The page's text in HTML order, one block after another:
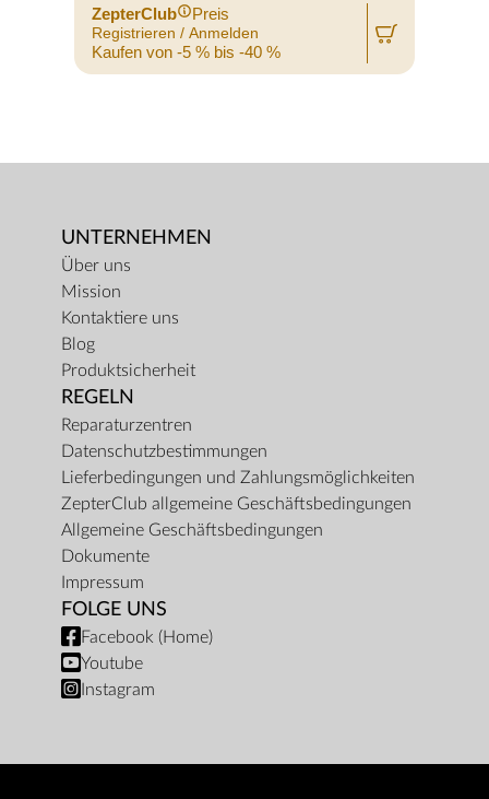
ZepterClub Preis
Registrieren / Anmelden
Kaufen von -5 % bis -40 %
UNTERNEHMEN
Über uns
Mission
Kontaktiere uns
Blog
Produktsicherheit
REGELN
Reparaturzentren
Datenschutzbestimmungen
Lieferbedingungen und Zahlungsmöglichkeiten
ZepterClub allgemeine Geschäftsbedingungen
Allgemeine Geschäftsbedingungen
Dokumente
Impressum
FOLGE UNS
Facebook (Home)
Youtube
Instagram